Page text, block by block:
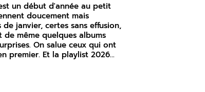
un début d'année au petit
doucement mais
janvier, certes sans effusion,
même quelques albums
On salue ceux qui ont
premier. Et la playlist 2026…